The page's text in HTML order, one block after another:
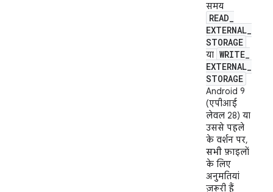
समय
READ_
EXTERNAL_
STORAGE
या WRITE_
EXTERNAL_
STORAGE
Android 9
(एपीआई
लेवल 28) या
उससे पहले
के वर्शन पर,
सभी फ़ाइलों
के लिए
अनुमतियां
ज़रूरी हैं